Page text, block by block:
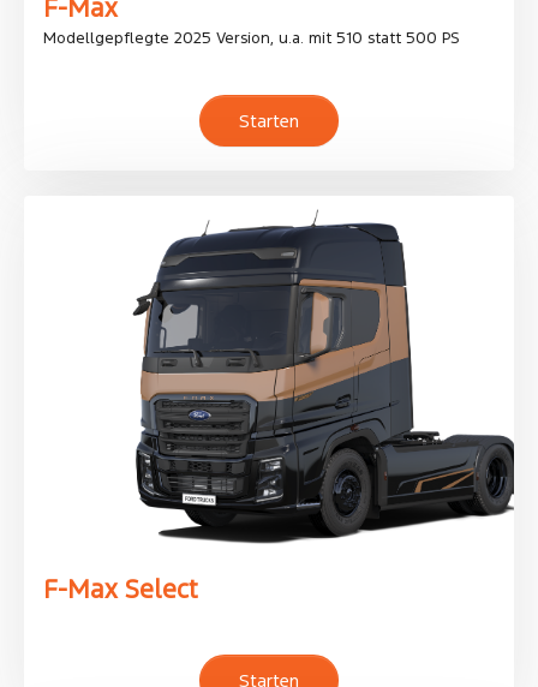
F-Max
Modellgepflegte 2025 Version, u.a. mit 510 statt 500 PS
Starten
F-Max Select
Starten